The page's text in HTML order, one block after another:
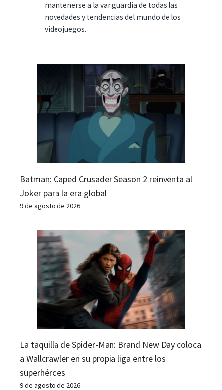
mantenerse a la vanguardia de todas las
novedades y tendencias del mundo de los
videojuegos.
Batman: Caped Crusader Season 2 reinventa al
Joker para la era global
9 de agosto de 2026
La taquilla de Spider-Man: Brand New Day coloca
a Wallcrawler en su propia liga entre los
superhéroes
9 de agosto de 2026